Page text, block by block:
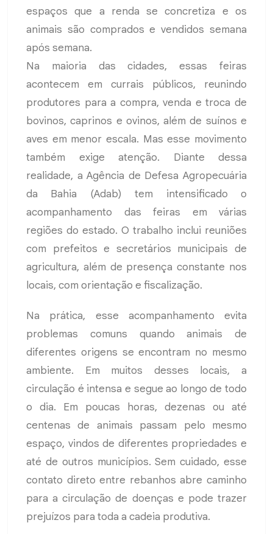
espaços que a renda se concretiza e os
animais são comprados e vendidos semana
após semana.
Na maioria das cidades, essas feiras
acontecem em currais públicos, reunindo
produtores para a compra, venda e troca de
bovinos, caprinos e ovinos, além de suínos e
aves em menor escala. Mas esse movimento
também exige atenção. Diante dessa
realidade, a Agência de Defesa Agropecuária
da Bahia (Adab) tem intensificado o
acompanhamento das feiras em várias
regiões do estado. O trabalho inclui reuniões
com prefeitos e secretários municipais de
agricultura, além de presença constante nos
locais, com orientação e fiscalização.
Na prática, esse acompanhamento evita
problemas comuns quando animais de
diferentes origens se encontram no mesmo
ambiente. Em muitos desses locais, a
circulação é intensa e segue ao longo de todo
o dia. Em poucas horas, dezenas ou até
centenas de animais passam pelo mesmo
espaço, vindos de diferentes propriedades e
até de outros municípios. Sem cuidado, esse
contato direto entre rebanhos abre caminho
para a circulação de doenças e pode trazer
prejuízos para toda a cadeia produtiva.